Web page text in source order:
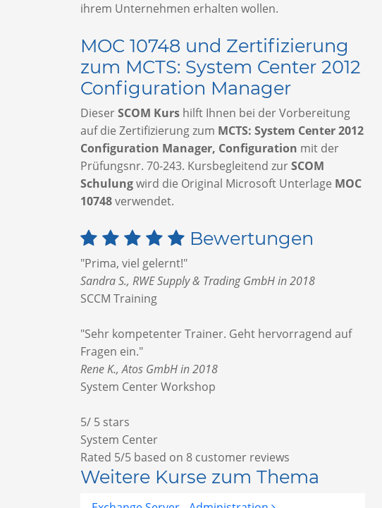
ihrem Unternehmen erhalten wollen.
MOC 10748 und Zertifizierung
zum MCTS: System Center 2012
Configuration Manager
DieserSCOM Kurs hilft Ihnen bei der Vorbereitung
auf die Zertifizierung zum MCTS: System Center 2012
Configuration Manager, Configuration mit der
Prüfungsnr. 70-243. Kursbegleitend zurSCOM
Schulungwird die Original Microsoft Unterlage MOC
10748verwendet.
Bewertungen
"Prima, viel gelernt!"
Sandra S., RWE Supply & Trading GmbH in 2018
SCCM Training
"Sehr kompetenter Trainer. Geht hervorragend auf
Fragen ein."
Rene K., Atos GmbH in 2018
System Center Workshop
5/ 5 stars
System Center
Rated 5/5 based on 8 customer reviews
Weitere Kurse zum Thema